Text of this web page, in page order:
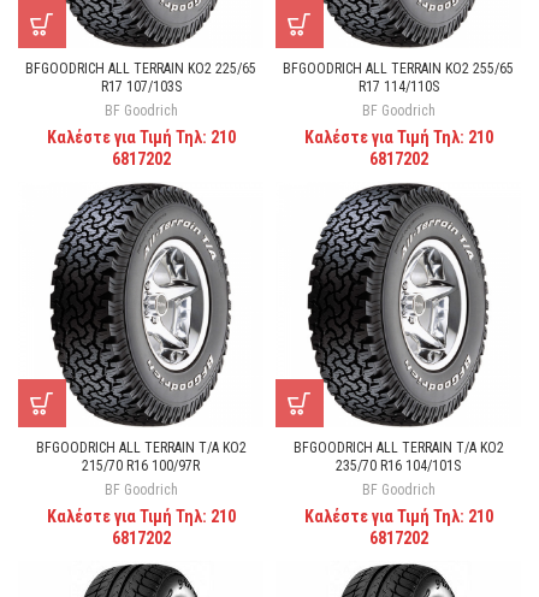
BFGOODRICH ALL TERRAIN KO2 225/65
R17 107/103S
BF Goodrich
Καλέστε για Τιμή Τηλ: 210
6817202
BFGOODRICH ALL TERRAIN KO2 255/65
R17 114/110S
BF Goodrich
Καλέστε για Τιμή Τηλ: 210
6817202
BFGOODRICH ALL TERRAIN T/A KO2
215/70 R16 100/97R
BF Goodrich
Καλέστε για Τιμή Τηλ: 210
6817202
BFGOODRICH ALL TERRAIN T/A KO2
235/70 R16 104/101S
BF Goodrich
Καλέστε για Τιμή Τηλ: 210
6817202